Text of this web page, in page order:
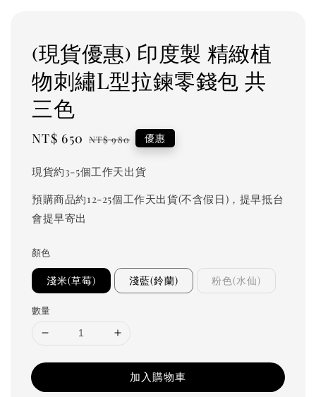
(現貨優惠) 印度製 精緻植
物刺繡L型拉鍊零錢包 共
三色
Sale
NT$ 650 Regular
NT$ 980 優惠
現貨約3-5個工作天出貨
預購商品約12-25個工作天出貨(不含假日)，提早抵台
會提早寄出
顏色
淺米(草莓) 淺藍(鈴蘭) 粉色(水仙)
數量
加入購物車